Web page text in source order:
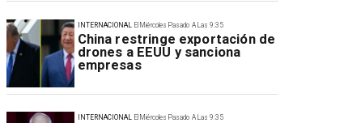
El Miércoles Pasado A Las 9:35
China restringe exportación de
drones a EEUU y sanciona
empresas
INTERNACIONAL
El Miércoles Pasado A Las 9:35
INTERNACIONAL